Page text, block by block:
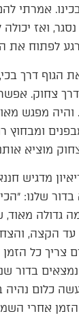
אמרתי
ואז
לפתוח את
הגוף דרך
צחוק.
והיה מפגש
ומבחוץ
מוציא
מדגיש
שלנו:
גדולה מאוד,
הקצה,
צריך כל
נמצאים בדור
כלום נהיה
הזמן אחרי